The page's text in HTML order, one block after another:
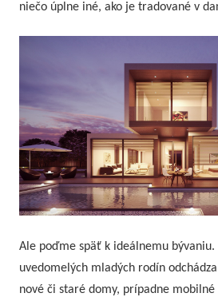
niečo úplne iné, ako je tradované v
Ale poďme späť k ideálnemu bývaniu.
uvedomelých mladých rodín
nové či staré domy, prípadne mobilné